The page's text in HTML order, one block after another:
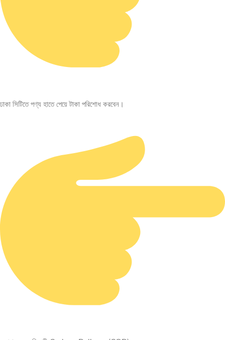
ঢাকা সিটিতে পণ্য হাতে পেয়ে টাকা পরিশোধ করবেন।